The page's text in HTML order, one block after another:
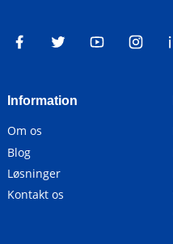
Information
Om os
Blog
Løsninger
Kontakt os